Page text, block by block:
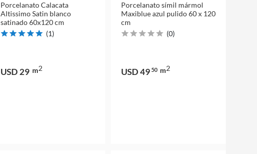
Porcelanato Calacata
Altissimo Satin blanco
satinado 60x120 cm
(1)
USD 29 m2
Porcelanato símil mármol
Maxiblue azul pulido 60 x 120
cm
(0)
USD 4950 m2